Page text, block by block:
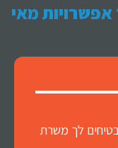
אפשרויות מאי
לך משרת